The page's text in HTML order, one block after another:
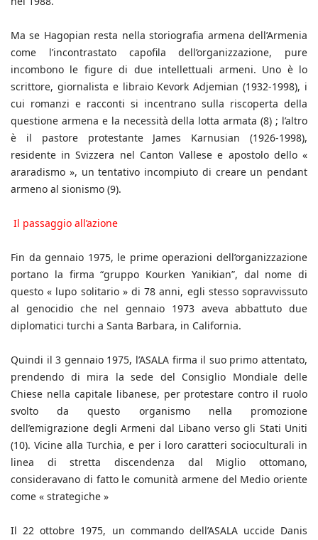
Ma se Hagopian resta nella storiografia armena dell’Armenia
come l’incontrastato capofila dell’organizzazione, pure
incombono le figure di due intellettuali armeni. Uno è lo
scrittore, giornalista e libraio Kevork Adjemian (1932-1998), i
cui romanzi e racconti si incentrano sulla riscoperta della
questione armena e la necessità della lotta armata (8) ; l’altro
è il pastore protestante James Karnusian (1926-1998),
residente in Svizzera nel Canton Vallese e apostolo dello «
araradismo », un tentativo incompiuto di creare un pendant
armeno al sionismo (9).
Il passaggio all’azione
Fin da gennaio 1975, le prime operazioni dell’organizzazione
portano la firma “gruppo Kourken Yanikian”, dal nome di
questo « lupo solitario » di 78 anni, egli stesso sopravvissuto
al genocidio che nel gennaio 1973 aveva abbattuto due
diplomatici turchi a Santa Barbara, in California.
Quindi il 3 gennaio 1975, l’ASALA firma il suo primo attentato,
prendendo di mira la sede del Consiglio Mondiale delle
Chiese nella capitale libanese, per protestare contro il ruolo
svolto da questo organismo nella promozione
dell’emigrazione degli Armeni dal Libano verso gli Stati Uniti
(10). Vicine alla Turchia, e per i loro caratteri socioculturali in
linea di stretta discendenza dal Miglio ottomano,
consideravano di fatto le comunità armene del Medio oriente
come « strategiche »
Il 22 ottobre 1975, un commando dell’ASALA uccide Danis